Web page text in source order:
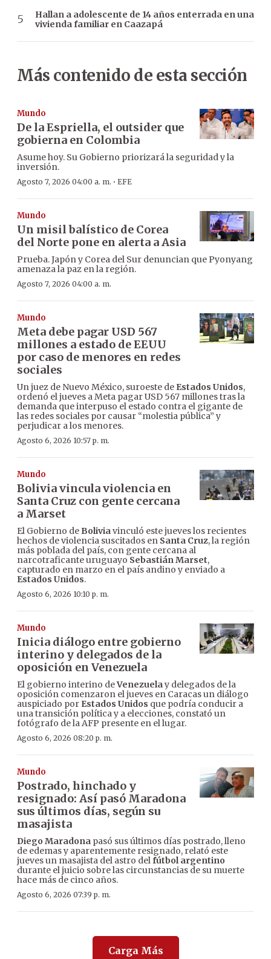
Hallan a adolescente de 14 años enterrada en una
vivienda familiar en Caazapá
Más contenido de esta sección
Mundo
De la Espriella, el outsider que
gobierna en Colombia
Asume hoy. Su Gobierno priorizará la seguridad y la
inversión.
Agosto 7, 2026 04:00 a. m. · EFE
Mundo
Un misil balístico de Corea
del Norte pone en alerta a Asia
Prueba. Japón y Corea del Sur denuncian que Pyonyang
amenaza la paz en la región.
Agosto 7, 2026 04:00 a. m.
Mundo
Meta debe pagar USD 567
millones a estado de EEUU
por caso de menores en redes
sociales
Un juez de Nuevo México, suroeste de Estados Unidos,
ordenó el jueves a Meta pagar USD 567 millones tras la
demanda que interpuso el estado contra el gigante de
las redes sociales por causar “molestia pública” y
perjudicar a los menores.
Agosto 6, 2026 10:57 p. m.
Mundo
Bolivia vincula violencia en
Santa Cruz con gente cercana
a Marset
El Gobierno de Boliviavinculó este jueves los recientes
hechos de violencia suscitados en Santa Cruz, la región
más poblada del país, con gente cercana al
narcotraficante uruguayo Sebastián Marset,
capturado en marzo en el país andino y enviado a
Estados Unidos.
Agosto 6, 2026 10:10 p. m.
Mundo
Inicia diálogo entre gobierno
interino y delegados de la
oposición en Venezuela
El gobierno interino deVenezuelay delegados de la
oposición comenzaron el jueves en Caracas un diálogo
auspiciado por Estados Unidos que podría conducir a
una transición política y a elecciones, constató un
fotógrafo de la AFP presente en el lugar.
Agosto 6, 2026 08:20 p. m.
Mundo
Postrado, hinchado y
resignado: Así pasó Maradona
sus últimos días, según su
masajista
Diego Maradona pasó sus últimos días postrado, lleno
de edemas y aparentemente resignado, relató este
jueves un masajista del astro delfútbol argentino
durante el juicio sobre las circunstancias de su muerte
hace más de cinco años.
Agosto 6, 2026 07:39 p. m.
Carga Más